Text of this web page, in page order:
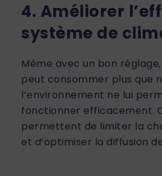
4. Améliorer
système de
Même avec un bon
peut consommer plus que
l’environnement ne lui
fonctionner efficacement.
permettent de limiter la
et d’optimiser la diffusion